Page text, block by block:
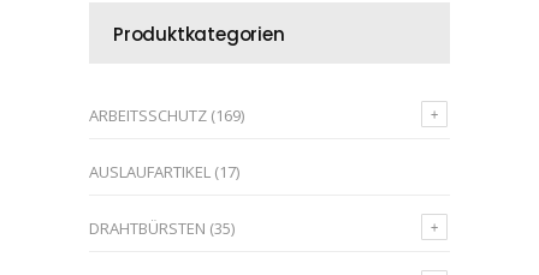
Produktkategorien
ARBEITSSCHUTZ (169)
AUSLAUFARTIKEL (17)
DRAHTBÜRSTEN (35)